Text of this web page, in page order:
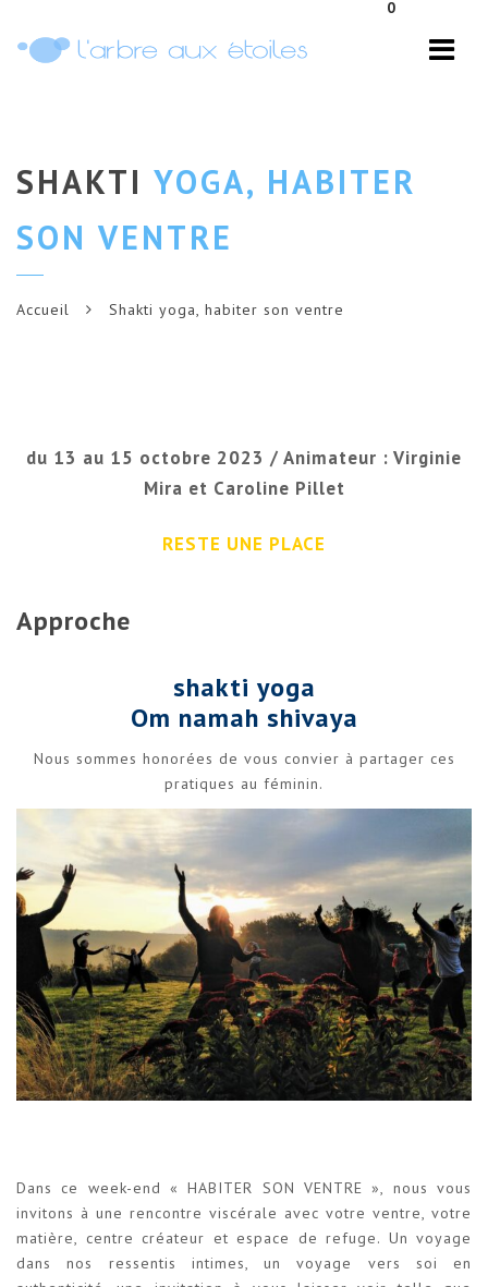
0
SHAKTI YOGA, HABITER
SON VENTRE
Accueil Shakti yoga, habiter son ventre
du 13 au 15 octobre 2023 / Animateur : Virginie
Mira et Caroline Pillet
RESTE UNE PLACE
Approche
shakti yoga
Om namah shivaya
Nous sommes honorées de vous convier à partager ces
pratiques au féminin.
Dans ce week-end « HABITER SON VENTRE », nous vous
invitons à une rencontre viscérale avec votre ventre, votre
matière, centre créateur et espace de refuge. Un voyage
dans nos ressentis intimes, un voyage vers soi en